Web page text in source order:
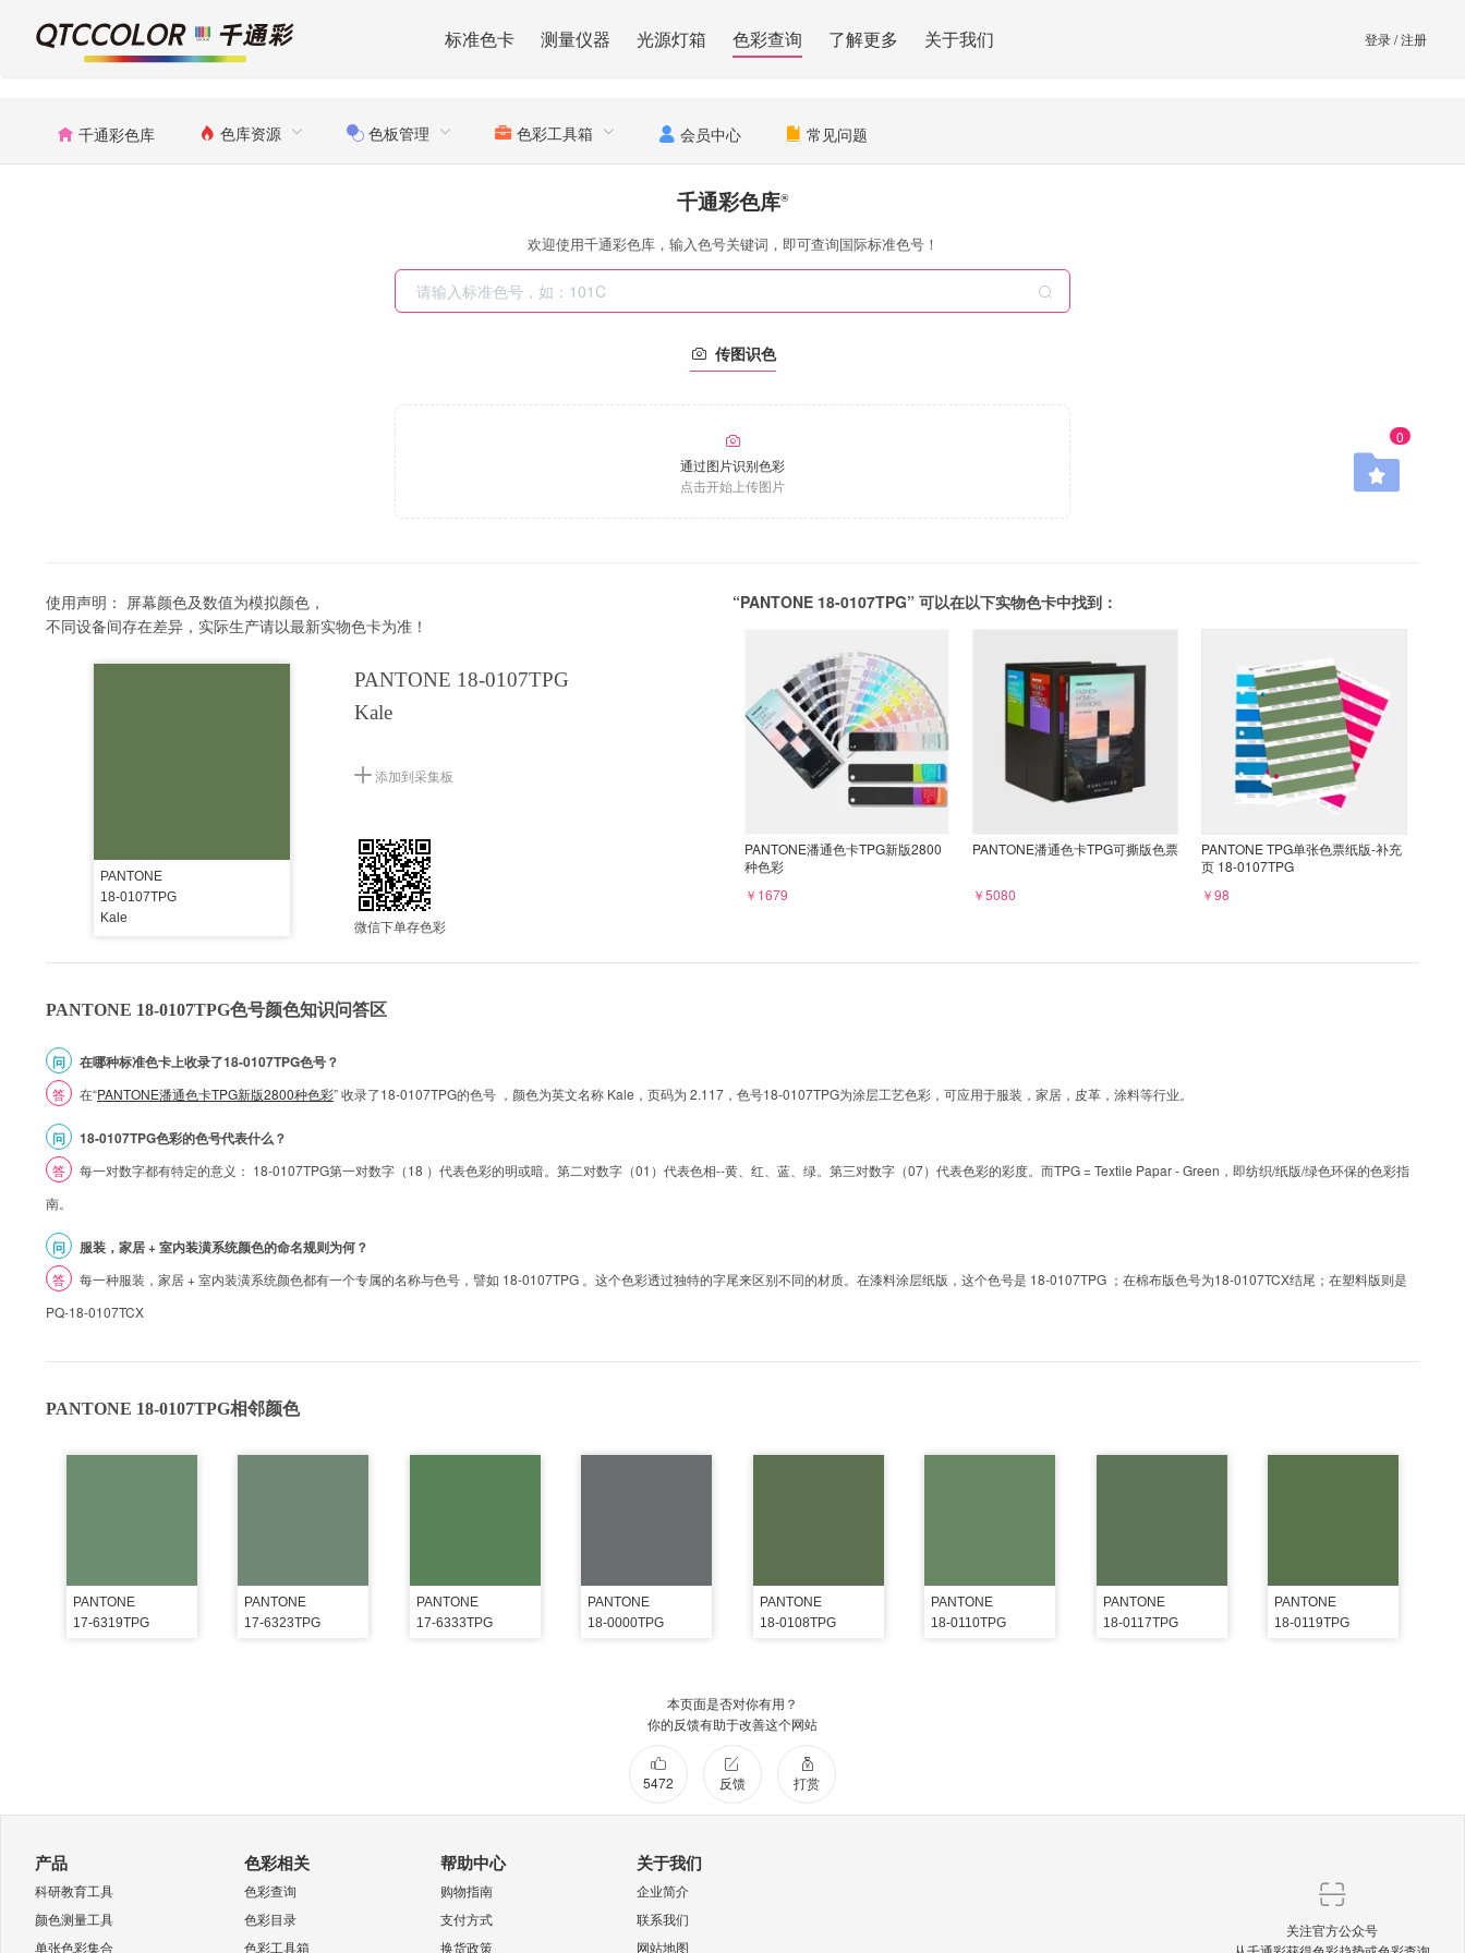
标准色卡 测量仪器 光源灯箱 色彩查询 了解更多 关于我们 登录/注册
千通彩色库 色库资源 色板管理 色彩工具箱 会员中心 常见问题
0
千通彩色库®
欢迎使用千通彩色库，输入色号关键词，即可查询国际标准色号！
传图识色
通过图片识别色彩
点击开始上传图片
使用声明： 屏幕颜色及数值为模拟颜色，
不同设备间存在差异，实际生产请以最新实物色卡为准！
PANTONE
18-0107TPG
Kale
PANTONE 18-0107TPG
Kale
添加到采集板
微信下单存色彩
“PANTONE 18-0107TPG” 可以在以下实物色卡中找到：
PANTONE潘通色卡TPG新版2800
种色彩
￥1679
PANTONE潘通色卡TPG可撕版色票
￥5080
PANTONE TPG单张色票纸版-补充
页 18-0107TPG
￥98
PANTONE 18-0107TPG色号颜色知识问答区
问 在哪种标准色卡上收录了18-0107TPG色号？
答 在“PANTONE潘通色卡TPG新版2800种色彩” 收录了18-0107TPG的色号 ，颜色为英文名称 Kale，页码为 2.117，色号18-0107TPG为涂层工艺色彩，可应用于服装，家居，皮革，涂料等行业。
问 18-0107TPG色彩的色号代表什么？
答
每一对数字都有特定的意义： 18-0107TPG第一对数字（18 ）代表色彩的明或暗。第二对数字（01）代表色相--黄、红、蓝、绿。第三对数字（07）代表色彩的彩度。而TPG = Textile Papar - Green，即纺织/纸版/绿色环保的色彩指
南。
问 服装，家居 + 室内装潢系统颜色的命名规则为何？
答
每一种服装，家居 + 室内装潢系统颜色都有一个专属的名称与色号，譬如 18-0107TPG 。这个色彩透过独特的字尾来区别不同的材质。在漆料涂层纸版，这个色号是 18-0107TPG ；在棉布版色号为18-0107TCX结尾；在塑料版则是
PQ-18-0107TCX
PANTONE 18-0107TPG相邻颜色
PANTONE
17-6319TPG
PANTONE
17-6323TPG
PANTONE
17-6333TPG
PANTONE
18-0000TPG
PANTONE
18-0108TPG
PANTONE
18-0110TPG
PANTONE
18-0117TPG
PANTONE
18-0119TPG
本页面是否对你有用？
你的反馈有助于改善这个网站
5472 反馈 打赏
产品
科研教育工具
颜色测量工具
单张色彩集合
色彩相关
色彩查询
色彩目录
色彩工具箱
帮助中心
购物指南
支付方式
换货政策
关于我们
企业简介
联系我们
网站地图
关注官方公众号